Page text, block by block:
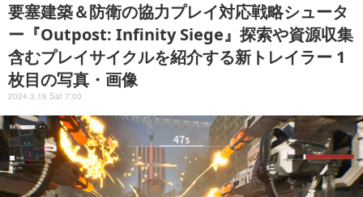
要塞建築＆防衛の協力プレイ対応戦略シュータ
ー『Outpost: Infinity Siege』探索や資源収集
含むプレイサイクルを紹介する新トレイラー 1
枚目の写真・画像
2024.3.16 Sat 7:00